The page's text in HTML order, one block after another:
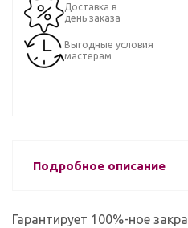
Доставка в
день заказа
Выгодные условия
мастерам
Подробное описание
Гарантирует 100%-ное